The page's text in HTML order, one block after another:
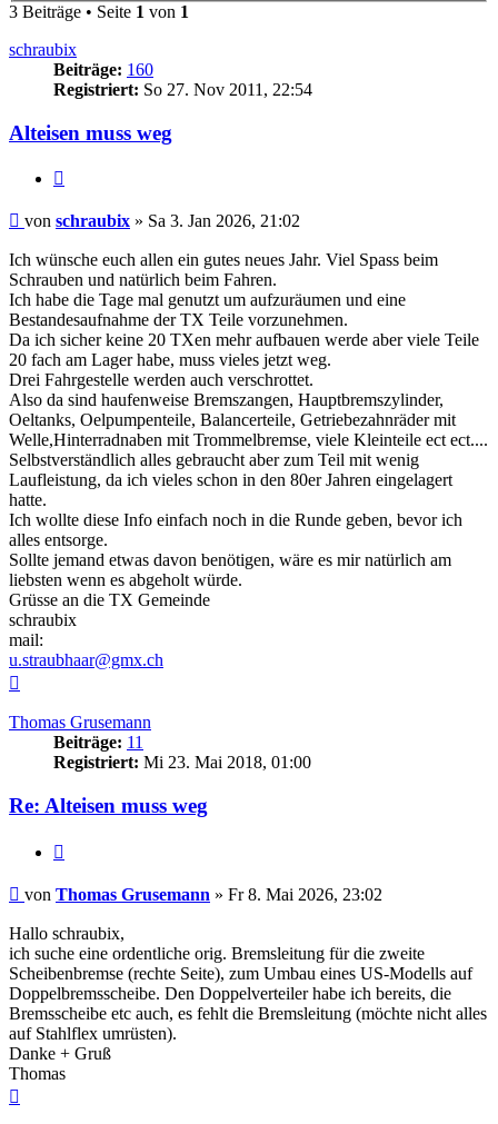
3 Beiträge • Seite 1 von 1
schraubix
Beiträge: 160
Registriert: So 27. Nov 2011, 22:54
Alteisen muss weg
Beitrag
von schraubix » Sa 3. Jan 2026, 21:02
Ich wünsche euch allen ein gutes neues Jahr. Viel Spass beim
Schrauben und natürlich beim Fahren.
Ich habe die Tage mal genutzt um aufzuräumen und eine
Bestandesaufnahme der TX Teile vorzunehmen.
Da ich sicher keine 20 TXen mehr aufbauen werde aber viele Teile
20 fach am Lager habe, muss vieles jetzt weg.
Drei Fahrgestelle werden auch verschrottet.
Also da sind haufenweise Bremszangen, Hauptbremszylinder,
Oeltanks, Oelpumpenteile, Balancerteile, Getriebezahnräder mit
Welle,Hinterradnaben mit Trommelbremse, viele Kleinteile ect ect....
Selbstverständlich alles gebraucht aber zum Teil mit wenig
Laufleistung, da ich vieles schon in den 80er Jahren eingelagert
hatte.
Ich wollte diese Info einfach noch in die Runde geben, bevor ich
alles entsorge.
Sollte jemand etwas davon benötigen, wäre es mir natürlich am
liebsten wenn es abgeholt würde.
Grüsse an die TX Gemeinde
schraubix
mail:
u.straubhaar@gmx.ch
Thomas Grusemann
Beiträge: 11
Registriert: Mi 23. Mai 2018, 01:00
Re: Alteisen muss weg
Beitrag
von Thomas Grusemann » Fr 8. Mai 2026, 23:02
Hallo schraubix,
ich suche eine ordentliche orig. Bremsleitung für die zweite
Scheibenbremse (rechte Seite), zum Umbau eines US-Modells auf
Doppelbremsscheibe. Den Doppelverteiler habe ich bereits, die
Bremsscheibe etc auch, es fehlt die Bremsleitung (möchte nicht alles
auf Stahlflex umrüsten).
Danke + Gruß
Thomas